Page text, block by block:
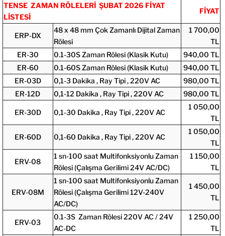
TENSE ZAMAN RÖLELERİ ŞUBAT 2026 FİYAT
LİSTESİ
FİYAT
ERP-DX
48 x 48 mm Çok Zamanlı Dijital Zaman
Rölesi
1 700,00
TL
ER-30
0.1-30S Zaman Rölesi (Klasik Kutu)
940,00 TL
ER-60
0.1-60S Zaman Rölesi (Klasik Kutu)
940,00 TL
ER-03D
0,1-3 Dakika , Ray Tipi , 220V AC
980,00 TL
ER-12D
0,1-12 Dakika , Ray Tipi , 220V AC 980,00 TL
ER-30D 0,1-30 Dakika , Ray Tipi , 220V AC
1 050,00
TL
ER-60D 0,1-60 Dakika , Ray Tipi , 220V AC
1 050,00
TL
ERV-08
1 sn-100 saat Multifonksiyonlu Zaman
Rölesi (Çalışma Gerilimi 24V AC/DC)
1 150,00
TL
ERV-08M
1 sn-100 saat Multifonksiyonlu Zaman
Rölesi (Çalışma Gerilimi 12V-240V
AC/DC)
1 450,00
TL
ERV-03
0.1-3S Zaman Rölesi 220V AC / 24V
AC-DC
1 250,00
TL